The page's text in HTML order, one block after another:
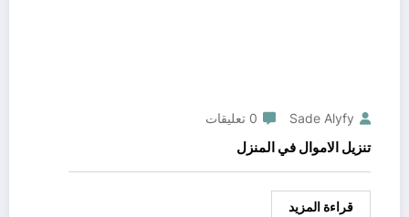
Sade Alyfy 0 تعليقات
تنزيل الاموال في المنزل
قراءة المزيد